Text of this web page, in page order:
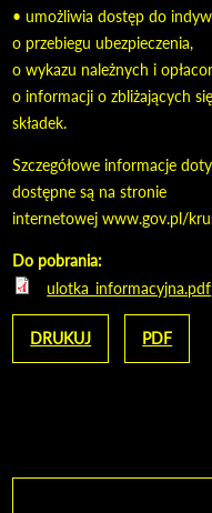
• umożliwia dostęp do
o przebiegu ubezpieczenia,
o wykazu należnych i
o informacji o zbliżających
składek.
Szczegółowe informacje
dostępne są na stronie
internetowej www.gov.pl/
Do pobrania:
ulotka_informacyjna.pdf
DRUKUJ PDF